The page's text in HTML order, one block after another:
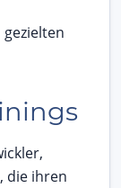
die ihren